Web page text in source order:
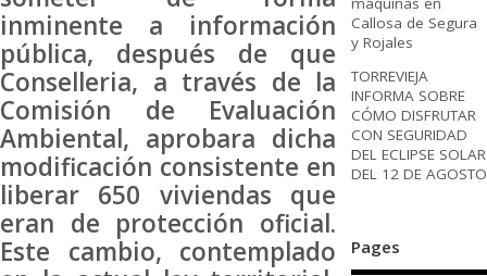
inminente a información
pública, después de que
Conselleria, a través de la
Comisión de Evaluación
Ambiental, aprobara dicha
modificación consistente en
liberar 650 viviendas que
eran de protección oficial.
Este cambio, contemplado
Callosa de Segura
y Rojales
TORREVIEJA
INFORMA SOBRE
CÓMO DISFRUTAR
CON SEGURIDAD
DEL ECLIPSE SOLAR
DEL 12 DE AGOSTO
Pages